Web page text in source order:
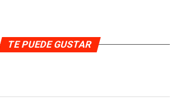
TE PUEDE GUSTAR